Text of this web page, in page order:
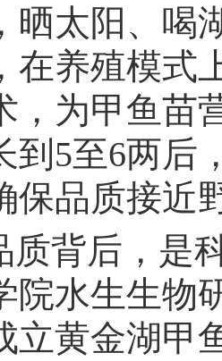
晒太阳、喝
在养殖模式
，为甲鱼苗
到5至6两后
保品质接近
质背后，是
院水生生物
立黄金湖甲